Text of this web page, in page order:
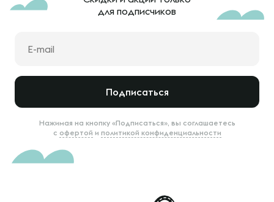
для подписчиков
Подписаться
Нажимая на кнопку «Подписаться», вы соглашаетесь
с офертой и политикой конфиденциальности